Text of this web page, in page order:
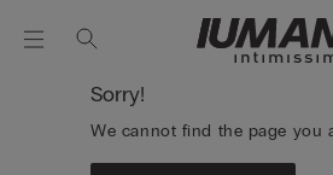
Sorry!
We cannot find the page you